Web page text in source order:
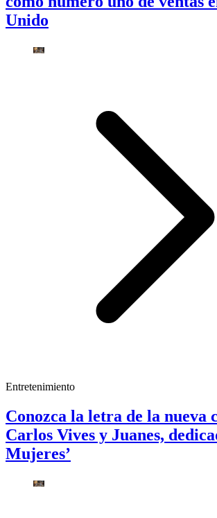
Unido
Entretenimiento
Conozca la letra de la nueva
Carlos Vives y Juanes,
Mujeres’